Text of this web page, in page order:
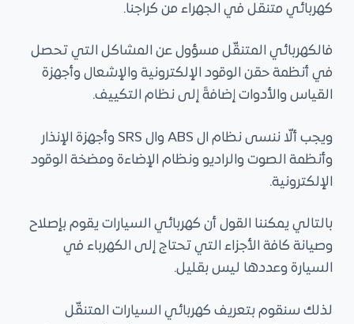
كهربائي متنقل في الجهراء من كراجنا.
فالكهربائي المتنقّل مسؤول عن المشاكل التي تحصل
في أنظمة حقن الوقود الإلكترونية والإشعال وأجهزة
القياس والأدوات إضافةً إلى نظام التكييف.
ويجب ألّا ننسى نظام ال ABS وال SRS وأجهزة الإنذار
وأنظمة الصوت والراديو ونظام الإضاءة ومضخة الوقود
الإلكترونية.
بالتالي يمكننا القول أن كهربائي السيارات يقوم بإصلاح
وصيانة كافة الأجزاء التي تحتاج إلى الكهرباء في
السيارة وعددها ليس بقليل.
لذلك سنقوم بتعريف كهربائي السيارات المتنقّل